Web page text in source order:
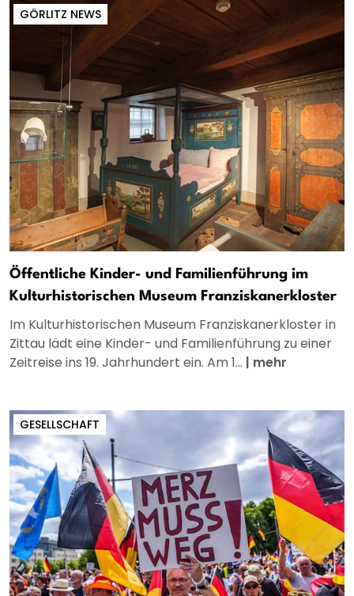
GÖRLITZ NEWS
Öffentliche Kinder- und Familienführung im
Kulturhistorischen Museum Franziskanerkloster
Im Kulturhistorischen Museum Franziskanerkloster in
Zittau lädt eine Kinder- und Familienführung zu einer
Zeitreise ins 19. Jahrhundert ein. Am 1... | mehr
GESELLSCHAFT